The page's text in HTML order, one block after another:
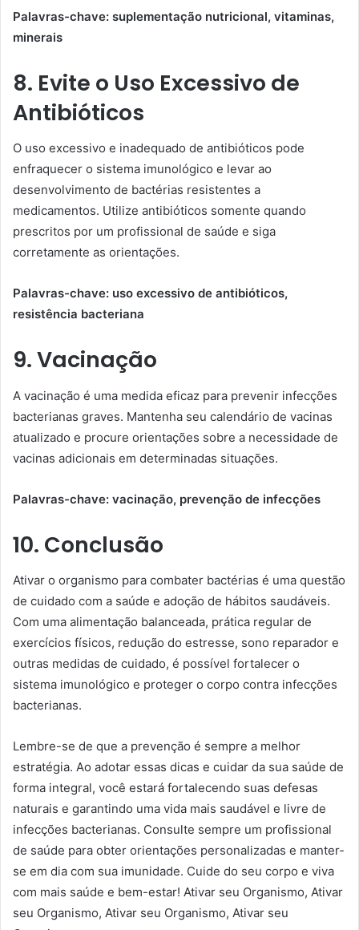
Palavras-chave: suplementação nutricional, vitaminas,
minerais
8. Evite o Uso Excessivo de
Antibióticos
O uso excessivo e inadequado de antibióticos pode
enfraquecer o sistema imunológico e levar ao
desenvolvimento de bactérias resistentes a
medicamentos. Utilize antibióticos somente quando
prescritos por um profissional de saúde e siga
corretamente as orientações.
Palavras-chave: uso excessivo de antibióticos,
resistência bacteriana
9. Vacinação
A vacinação é uma medida eficaz para prevenir infecções
bacterianas graves. Mantenha seu calendário de vacinas
atualizado e procure orientações sobre a necessidade de
vacinas adicionais em determinadas situações.
Palavras-chave: vacinação, prevenção de infecções
10. Conclusão
Ativar o organismo para combater bactérias é uma questão
de cuidado com a saúde e adoção de hábitos saudáveis.
Com uma alimentação balanceada, prática regular de
exercícios físicos, redução do estresse, sono reparador e
outras medidas de cuidado, é possível fortalecer o
sistema imunológico e proteger o corpo contra infecções
bacterianas.
Lembre-se de que a prevenção é sempre a melhor
estratégia. Ao adotar essas dicas e cuidar da sua saúde de
forma integral, você estará fortalecendo suas defesas
naturais e garantindo uma vida mais saudável e livre de
infecções bacterianas. Consulte sempre um profissional
de saúde para obter orientações personalizadas e manter-
se em dia com sua imunidade. Cuide do seu corpo e viva
com mais saúde e bem-estar! Ativar seu Organismo, Ativar
seu Organismo, Ativar seu Organismo, Ativar seu